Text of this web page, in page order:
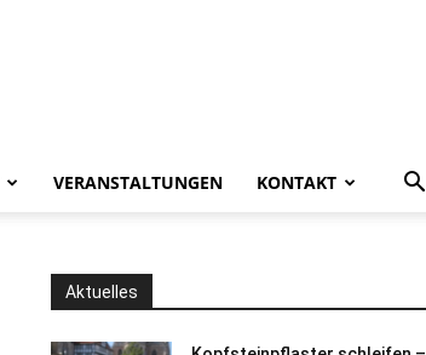
VERANSTALTUNGEN KONTAKT
Aktuelles